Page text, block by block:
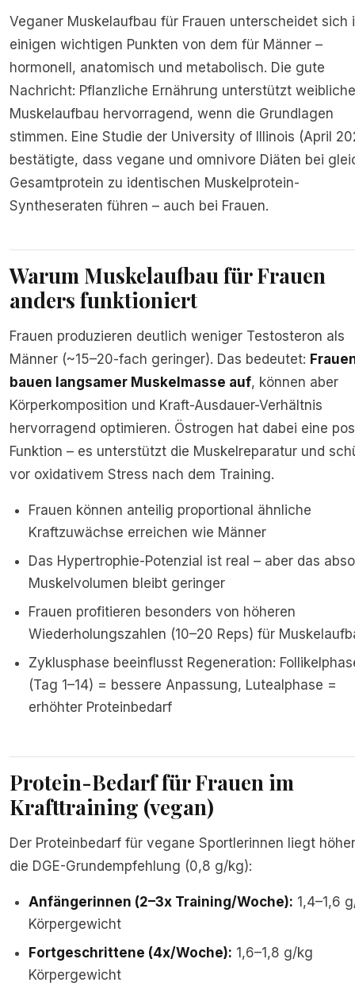
Veganer Muskelaufbau für Frauen unterscheidet sich
einigen wichtigen Punkten von dem für Männer –
hormonell, anatomisch und metabolisch. Die gute
Nachricht: Pflanzliche Ernährung unterstützt
Muskelaufbau hervorragend, wenn die Grundlagen
stimmen. Eine Studie der University of Illinois (April
bestätigte, dass vegane und omnivore Diäten bei
Gesamtprotein zu identischen Muskelprotein-
Syntheseraten führen – auch bei Frauen.
Warum Muskelaufbau für Frauen
anders funktioniert
Frauen produzieren deutlich weniger Testosteron als
Männer (~15–20-fach geringer). Das bedeutet:
bauen langsamer Muskelmasse auf, können aber
Körperkomposition und Kraft-Ausdauer-Verhältnis
hervorragend optimieren. Östrogen hat dabei eine
Funktion – es unterstützt die Muskelreparatur und
vor oxidativem Stress nach dem Training.
Frauen können anteilig proportional ähnliche
Kraftzuwächse erreichen wie Männer
Das Hypertrophie-Potenzial ist real – aber das
Muskelvolumen bleibt geringer
Frauen profitieren besonders von höheren
Wiederholungszahlen (10–20 Reps) für
Zyklusphase beeinflusst Regeneration:
(Tag 1–14) = bessere Anpassung, Lutealphase =
erhöhter Proteinbedarf
Protein-Bedarf für Frauen im
Krafttraining (vegan)
Der Proteinbedarf für vegane Sportlerinnen liegt
die DGE-Grundempfehlung (0,8 g/kg):
Anfängerinnen (2–3x Training/Woche): 1,4–1,6
Körpergewicht
Fortgeschrittene (4x/Woche): 1,6–1,8 g/kg
Körpergewicht